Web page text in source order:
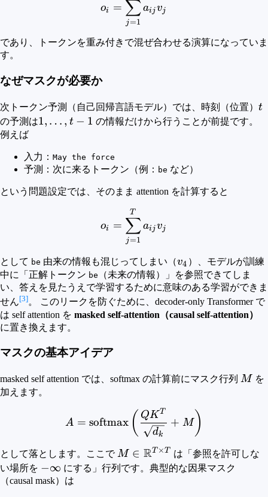
oi =
j=1
∑aijvj
であり、トークンを重み付きで混ぜ合わせる演算になっていま
す。
なぜマスクが必要か
次トークン予測（自己回帰言語モデル）では、時刻（位置） t
t
の予測は1,\dots,t-
1, … , t − 1 の情報だけから行うことが前提です。
例えば
入力： May the force
予測：次に来るトークン（例： be など）
という問題設定では、そのまま attention を計算すると
o_i = \sum_{j=1}^T
oi =
j=1
∑
T
aijvj
として be 由来の情報も混じってしまい（v_4
v4 ）、モデルが訓練
中に「正解トークン be
（未来の情報）」を参照できてしま
い、答えを見たうえで学習するために意味のある学習ができま
せん[3]。 このリークを防ぐために、decoder-only Transformer で
は self attention を masked self-attention（causal self-attention）
に置き換えます。
マスクの基本アイデア
masked self attention では、softmax の計算前にマスク行列 M
M を
加えます。
A = {\rm{softmax}}
A = softmax ( dk
QK T
+ M)
として落とします。ここでM\in\mathbb{R}^{T\times
T}
M ∈ RT×T
は「参照を許可しな
い場所を -
\infty
−∞ にする」行列です。典型的な因果マスク
（causal mask）は